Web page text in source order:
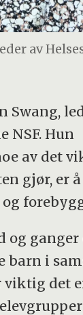
av
Swang,
NSF. Hun
av det
gjør, er
og ganger
barn i
viktig det